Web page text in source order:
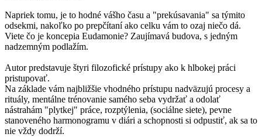
Napriek tomu, je to hodné vášho času a "prekúsavania" sa týmito
odsekmi, nakoľko po prepčítaní ako celku vám to ozaj niečo dá.
Viete čo je koncepia Eudamonie? Zaujímavá budova, s jedným
nadzemným podlažím.
Autor predstavuje štyri filozofické prístupy ako k hlbokej práci
pristupovať.
Na základe vám najbližšie vhodného prístupu nadväzujú procesy a
rituály, mentálne trénovanie samého seba vydržať a odolať
nástrahám "plytkej" práce, rozptýlenia, (sociálne siete), pevne
stanoveného harmonogramu v diári a schopnosti si odpustiť, ak sa to
nie vždy dodrží.